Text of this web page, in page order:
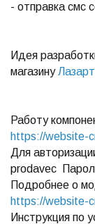
- отправка смс
Идея
магазину
Работу
https://website-
Для
prodavec
Подробнее о
https://website-
Инструкция по